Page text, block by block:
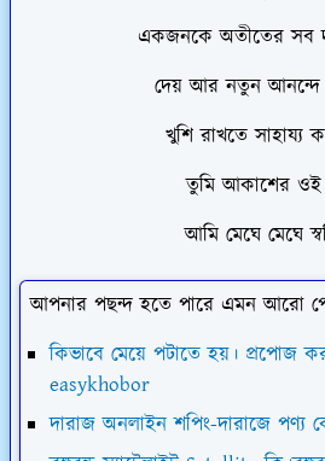
একজনকে অতীতের সব
দেয় আর নতুন আনন্দে
খুশি রাখতে সাহায্য
তুমি আকাশের ওই
আমি মেঘে মেঘে
আপনার পছন্দ হতে পারে এমন আরো
কিভাবে মেয়ে পটাতে হয়। প্রপোজ
easykhobor
দারাজ অনলাইন শপিং-দারাজে পণ্য